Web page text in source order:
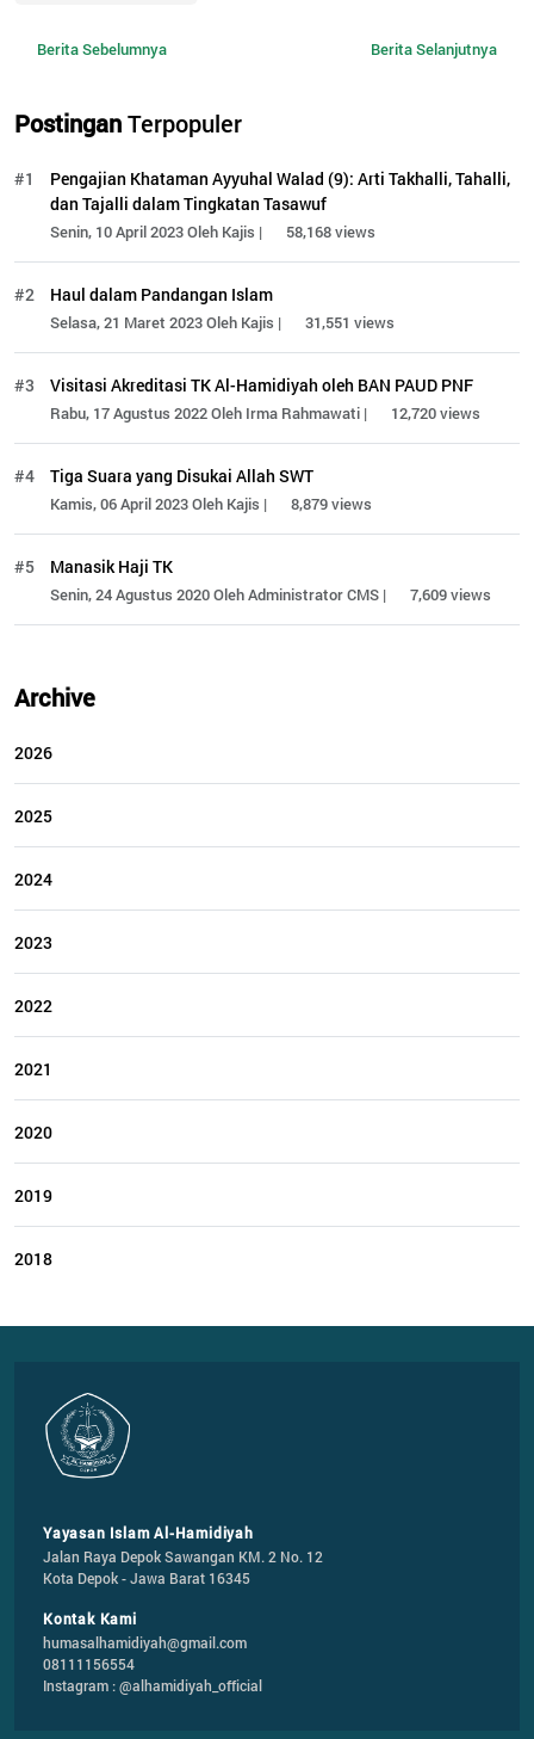
Berita Sebelumnya Berita Selanjutnya
PostinganTerpopuler
#1
Pengajian Khataman Ayyuhal Walad (9): Arti Takhalli, Tahalli,
dan Tajalli dalam Tingkatan Tasawuf
Senin, 10 April 2023 Oleh Kajis | 58,168 views
#2 Haul dalam Pandangan Islam
Selasa, 21 Maret 2023 Oleh Kajis | 31,551 views
#3 Visitasi Akreditasi TK Al-Hamidiyah oleh BAN PAUD PNF
Rabu, 17 Agustus 2022 Oleh Irma Rahmawati | 12,720 views
#4 Tiga Suara yang Disukai Allah SWT
Kamis, 06 April 2023 Oleh Kajis | 8,879 views
#5 Manasik Haji TK
Senin, 24 Agustus 2020 Oleh Administrator CMS | 7,609 views
Archive
2026
2025
2024
2023
2022
2021
2020
2019
2018
Yayasan Islam Al-Hamidiyah
Jalan Raya Depok Sawangan KM. 2 No. 12
Kota Depok - Jawa Barat 16345
Kontak Kami
humasalhamidiyah@gmail.com
08111156554
Instagram : @alhamidiyah_official